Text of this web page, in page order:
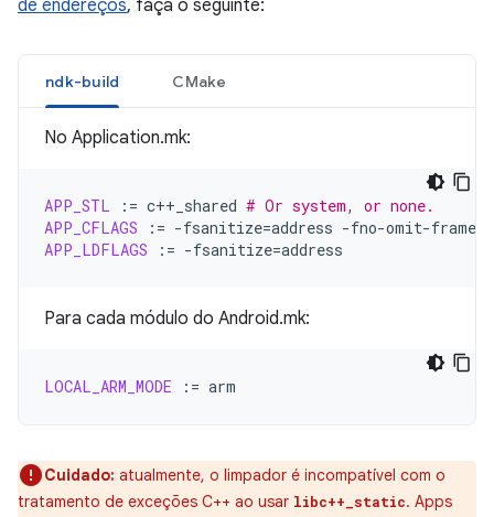
de endereços, faça o seguinte:
ndk-build CMake
No Application.mk:
APP_STL := c++_shared # Or system, or none.
APP_CFLAGS
:= -fsanitize=address
APP_LDFLAGS
:= -fsanitize=
Para cada módulo do Android.mk:
LOCAL_ARM_MODE :=
Cuidado: atualmente, o limpador é incompatível com o
tratamento de exceções C++ ao usar libc++_static. Apps